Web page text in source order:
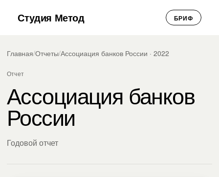
Студия Метод БРИФ
Главная/Отчеты/Ассоциация банков России · 2022
Отчет
Ассоциация банков
России
Годовой отчет